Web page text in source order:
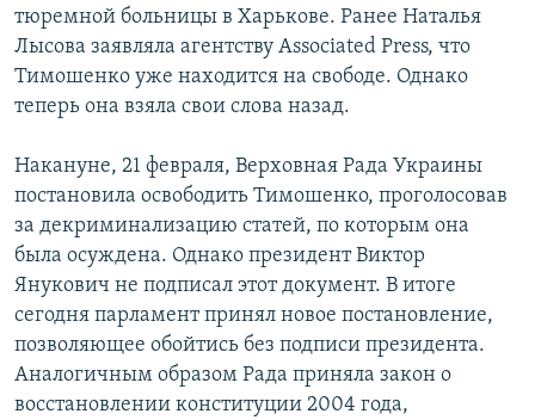
КУЛЬТУРА
СПОРТ
АРХИВ
Հայերեն
English
Русский
Все сайты Радио Азатутюн
тюремной больницы в Харькове. Ранее Наталья
Лысова заявляла агентству Associated Press, что
Тимошенко уже находится на свободе. Однако
теперь она взяла свои слова назад.
Накануне, 21 февраля, Верховная Рада Украины
постановила освободить Тимошенко, проголосовав
за декриминализацию статей, по которым она
была осуждена. Однако президент Виктор
Янукович не подписал этот документ. В итоге
сегодня парламент принял новое постановление,
позволяющее обойтись без подписи президента.
Аналогичным образом Рада приняла закон о
восстановлении конституции 2004 года,